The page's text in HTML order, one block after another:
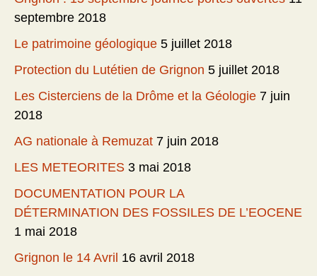
septembre 2018
Le patrimoine géologique 5 juillet 2018
Protection du Lutétien de Grignon 5 juillet 2018
Les Cisterciens de la Drôme et la Géologie 7 juin
2018
AG nationale à Remuzat 7 juin 2018
LES METEORITES 3 mai 2018
DOCUMENTATION POUR LA
DÉTERMINATION DES FOSSILES DE L’EOCENE
1 mai 2018
Grignon le 14 Avril 16 avril 2018